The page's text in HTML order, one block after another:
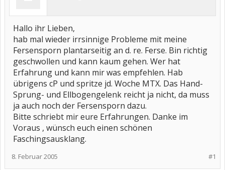
Hallo ihr Lieben,
hab mal wieder irrsinnige Probleme mit meine
Fersensporn plantarseitig an d. re. Ferse. Bin richtig
geschwollen und kann kaum gehen. Wer hat
Erfahrung und kann mir was empfehlen. Hab
übrigens cP und spritze jd. Woche MTX. Das Hand-
Sprung- und Ellbogengelenk reicht ja nicht, da muss
ja auch noch der Fersensporn dazu.
Bitte schriebt mir eure Erfahrungen. Danke im
Voraus , wünsch euch einen schönen
Faschingsausklang.
#1
8. Februar 2005